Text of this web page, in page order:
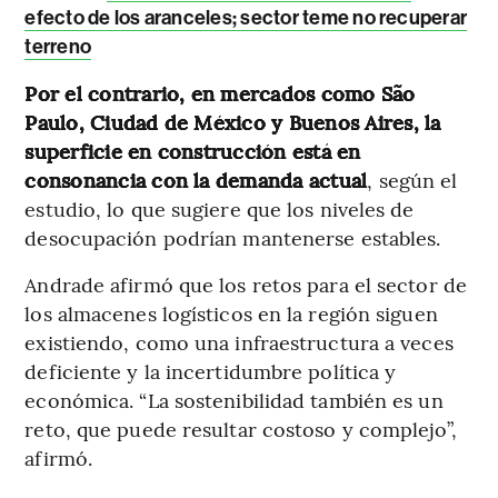
efecto de los aranceles; sector teme no recuperar
terreno
Por el contrario, en mercados como São
Paulo, Ciudad de México y Buenos Aires, la
superficie en construcción está en
consonancia con la demanda actual, según el
estudio, lo que sugiere que los niveles de
desocupación podrían mantenerse estables.
Andrade afirmó que los retos para el sector de
los almacenes logísticos en la región siguen
existiendo, como una infraestructura a veces
deficiente y la incertidumbre política y
económica. “La sostenibilidad también es un
reto, que puede resultar costoso y complejo”,
afirmó.